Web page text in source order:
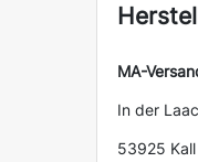
MA-
In der
53925 Kall